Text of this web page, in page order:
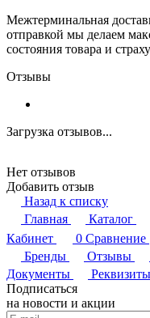
Межтерминальная
отправкой мы делаем
состояния товара и
Отзывы
Загрузка отзывов...
Нет отзывов
Добавить отзыв
Назад к списку
Главная
Каталог
Кабинет
0 Сравнение
Бренды
Отзывы
Документы
Реквизиты
Подписаться
на новости и акции